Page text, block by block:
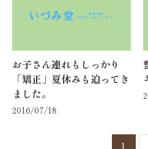
お子さん連れもしっかり
「矯正」夏休みも迫ってき
ました。
2016/07/18
1